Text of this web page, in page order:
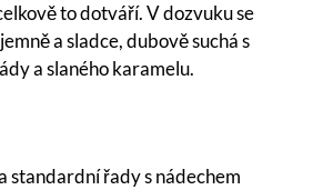
to dotváří. V dozvuku se
a sladce, dubově suchá s
a slaného karamelu.
standardní řady s nádechem